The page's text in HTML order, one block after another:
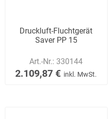
Druckluft-Fluchtgerät
Saver PP 15
Art.-Nr.: 330144
2.109,87 € inkl. MwSt.